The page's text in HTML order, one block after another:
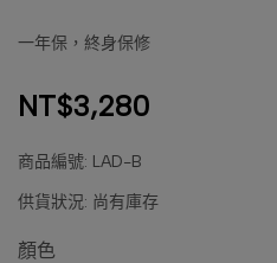
一年保，終身保修
NT$3,280
商品編號: LAD-B
供貨狀況: 尚有庫存
顏色